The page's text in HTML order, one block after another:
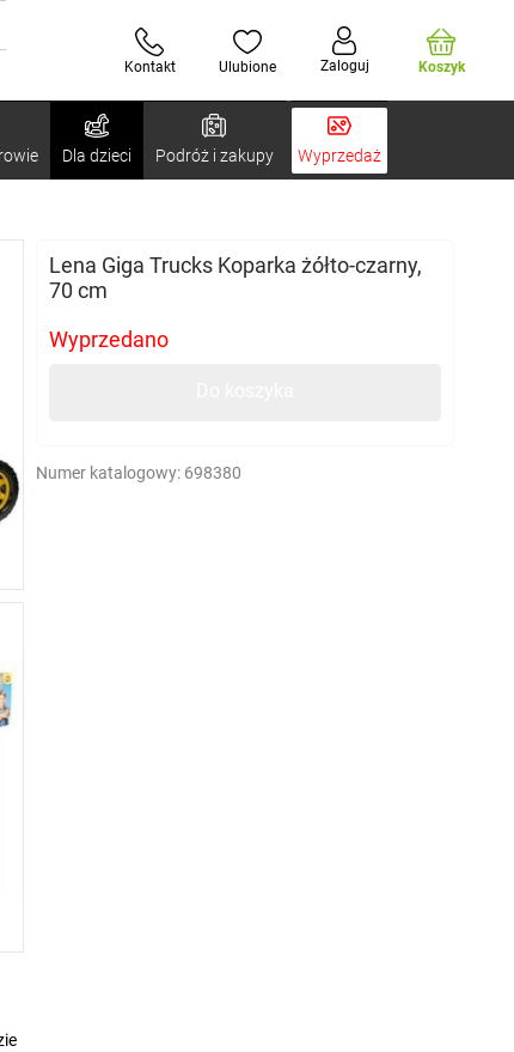
Kontakt Ulubione Zaloguj Koszyk
Dla dzieci Podróż i zakupy Wyprzedaż
Lena Giga Trucks Koparka żółto-czarny,
70 cm
Wyprzedano
Numer katalogowy: 698380